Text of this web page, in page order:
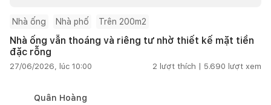
Nhà ống Nhà phố Trên 200m2
Nhà ống vẫn thoáng và riêng tư nhờ thiết kế mặt tiền
đặc rỗng
27/06/2026, lúc 10:00 2 lượt thích | 5.690 lượt xem
Quân Hoàng